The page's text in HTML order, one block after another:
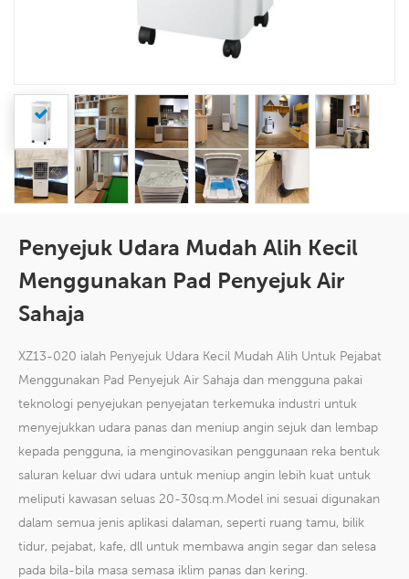
Penyejuk Udara Mudah Alih Kecil
Menggunakan Pad Penyejuk Air
Sahaja
XZ13-020 ialah Penyejuk Udara Kecil Mudah Alih Untuk Pejabat
Menggunakan Pad Penyejuk Air Sahaja dan mengguna pakai
teknologi penyejukan penyejatan terkemuka industri untuk
menyejukkan udara panas dan meniup angin sejuk dan lembap
kepada pengguna, ia menginovasikan penggunaan reka bentuk
saluran keluar dwi udara untuk meniup angin lebih kuat untuk
meliputi kawasan seluas 20-30sq.m.Model ini sesuai digunakan
dalam semua jenis aplikasi dalaman, seperti ruang tamu, bilik
tidur, pejabat, kafe, dll untuk membawa angin segar dan selesa
pada bila-bila masa semasa iklim panas dan kering.